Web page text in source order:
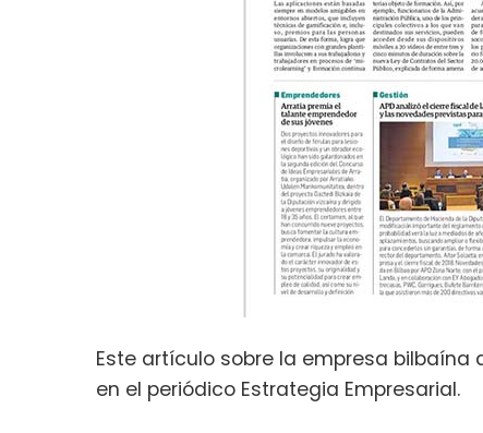
Este artículo sobre la empresa
en el periódico Estrategia Empresarial.